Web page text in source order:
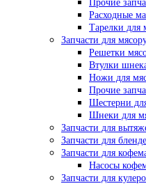
Прочие
Расходные
Тарелки для
Запчасти для
Решетки
Втулки
Ножи для
Прочие
Шестерни
Шнеки для
Запчасти для
Запчасти для
Запчасти для
Насосы
Запчасти для